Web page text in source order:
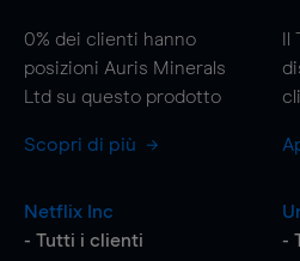
0% dei clienti hanno
posizioni Auris Minerals
Ltd su questo prodotto
Scopri di più
Netflix Inc
- Tutti i clienti
-